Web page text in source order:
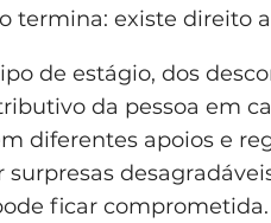
termina: existe direito a
de estágio, dos
da pessoa em
diferentes apoios e
ficar comprometida.